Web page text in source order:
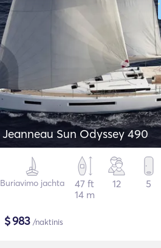
Jeanneau Sun Odyssey 490
Buriavimo jachta
47 ft
14 m
12 5
$983 /naktinis